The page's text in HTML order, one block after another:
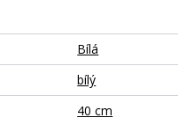
Bílá
bílý
40 cm